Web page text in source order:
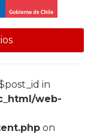
in
web-
on